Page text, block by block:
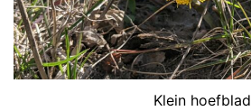
Klein hoefblad